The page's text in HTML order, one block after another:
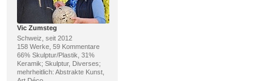
Vic Zumsteg
Schweiz, seit 2012
158 Werke, 59 Kommentare
66% Skulptur/Plastik, 31%
Keramik; Skulptur, Diverses;
mehrheitlich: Abstrakte Kunst,